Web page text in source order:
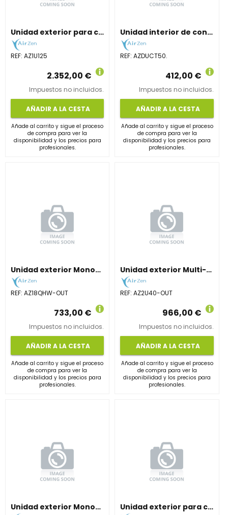
Unidad exterior para conductos de 12,4 kW. Máxima potencia.
REF: AZ1U125
2.352,00 €
Impuestos no incluidos.
AÑADIR A LA CESTA
Añade al carrito y sigue el proceso
de compra para ver la
disponibilidad y los precios para
profesionales.
Unidad interior de conductos 5,0 kW. Diseño ultra-compacto.
REF:AZDUCT50.
412,00 €
Impuestos no incluidos.
AÑADIR A LA CESTA
Añade al carrito y sigue el proceso
de compra para ver la
disponibilidad y los precios para
profesionales.
Unidad exterior Monosplit de 4,9 kW. Alta capacidad R32.
REF: AZ18QHW-OUT
733,00 €
Impuestos no incluidos.
AÑADIR A LA CESTA
Añade al carrito y sigue el proceso
de compra para ver la
disponibilidad y los precios para
profesionales.
Unidad exterior Multi-Split 2x1 (3,8 kW). Sistema dual R32.
REF:AZ2U40-OUT
966,00 €
Impuestos no incluidos.
AÑADIR A LA CESTA
Añade al carrito y sigue el proceso
de compra para ver la
disponibilidad y los precios para
profesionales.
Unidad exterior Monosplit de 6,0 kW. Potencia y eficiencia. Unidad exterior para conductos de 9,5 kW. Industrial/Residencial.